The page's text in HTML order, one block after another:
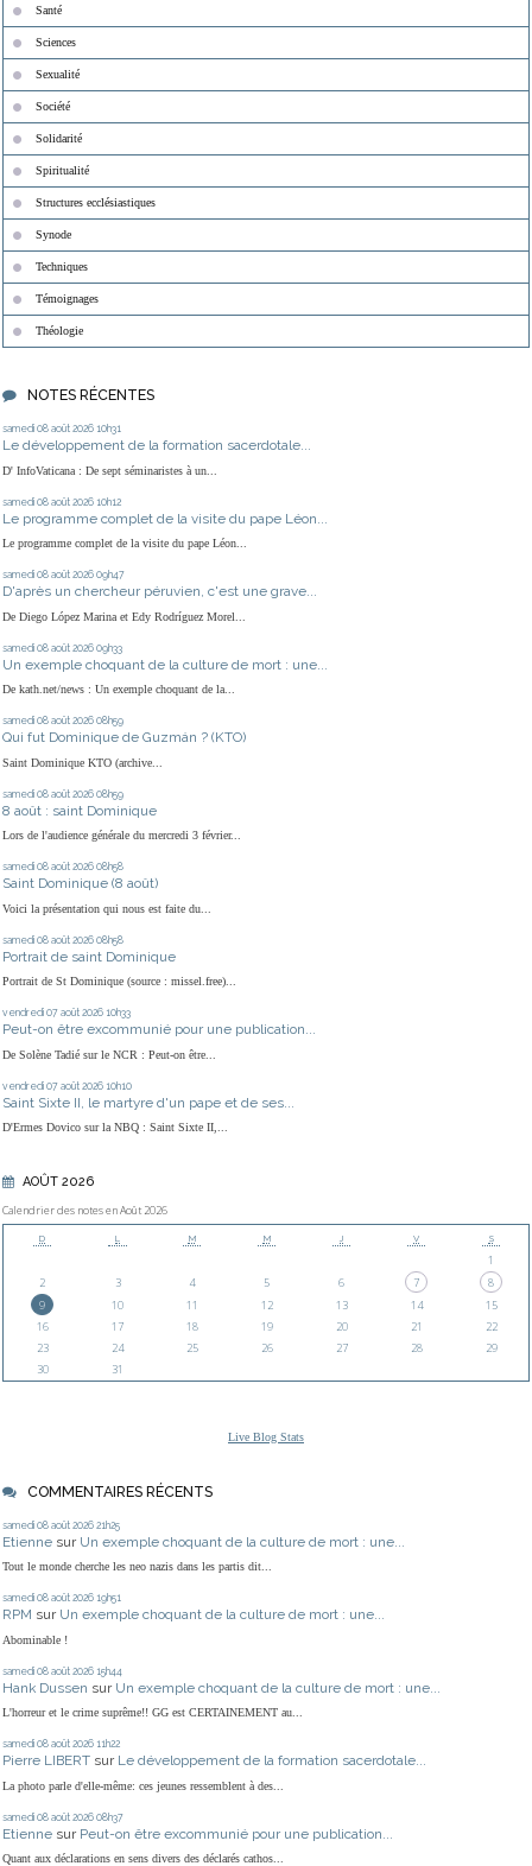
Santé
Sciences
Sexualité
Société
Solidarité
Spiritualité
Structures ecclésiastiques
Synode
Techniques
Témoignages
Théologie
NOTES RÉCENTES
samedi 08 août 2026 10h31
Le développement de la formation sacerdotale...
D' InfoVaticana : De sept séminaristes à un...
samedi 08 août 2026 10h12
Le programme complet de la visite du pape Léon...
Le programme complet de la visite du pape Léon...
samedi 08 août 2026 09h47
D'après un chercheur péruvien, c'est une grave...
De Diego López Marina et Edy Rodríguez Morel...
samedi 08 août 2026 09h33
Un exemple choquant de la culture de mort : une...
De kath.net/news : Un exemple choquant de la...
samedi 08 août 2026 08h59
Qui fut Dominique de Guzmán ? (KTO)
Saint Dominique KTO (archive...
samedi 08 août 2026 08h59
8 août : saint Dominique
Lors de l'audience générale du mercredi 3 février...
samedi 08 août 2026 08h58
Saint Dominique (8 août)
Voici la présentation qui nous est faite du...
samedi 08 août 2026 08h58
Portrait de saint Dominique
Portrait de St Dominique (source : missel.free)...
vendredi 07 août 2026 10h33
Peut-on être excommunié pour une publication...
De Solène Tadié sur le NCR : Peut-on être...
vendredi 07 août 2026 10h10
Saint Sixte II, le martyre d'un pape et de ses...
D'Ermes Dovico sur la NBQ : Saint Sixte II,...
AOÛT 2026
Calendrier des notes en Août 2026
D L M M J V S
1
2
3 4 5 6 7
8
9
10 11 12 13 14
15
16
17 18 19 20 21
22
23
24 25 26 27 28
29
30
31
Live Blog Stats
COMMENTAIRES RÉCENTS
samedi 08 août 2026 21h25
Etienne sur Un exemple choquant de la culture de mort : une...
Tout le monde cherche les neo nazis dans les partis dit...
samedi 08 août 2026 19h51
RPM sur Un exemple choquant de la culture de mort : une...
Abominable !
samedi 08 août 2026 15h44
Hank Dussen sur Un exemple choquant de la culture de mort : une...
L'horreur et le crime suprême!! GG est CERTAINEMENT au...
samedi 08 août 2026 11h22
Pierre LIBERT sur Le développement de la formation sacerdotale...
La photo parle d'elle-même: ces jeunes ressemblent à des...
samedi 08 août 2026 08h37
Etienne sur Peut-on être excommunié pour une publication...
Quant aux déclarations en sens divers des déclarés cathos...